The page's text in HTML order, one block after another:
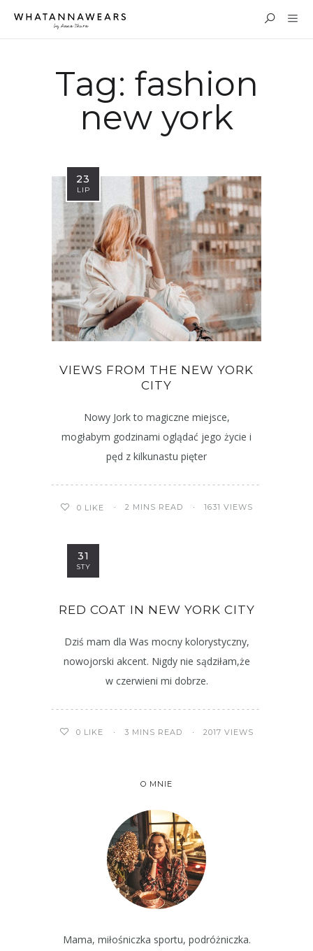
Tag: fashion
new york
23
LIP
VIEWS FROM THE NEW YORK
CITY
Nowy Jork to magiczne miejsce,
mogłabym godzinami oglądać jego życie i
pęd z kilkunastu pięter
0 LIKE 2 MINS READ 1631 VIEWS
31
STY
RED COAT IN NEW YORK CITY
Dziś mam dla Was mocny kolorystyczny,
nowojorski akcent. Nigdy nie sądziłam,że
w czerwieni mi dobrze.
0 LIKE 3 MINS READ 2017 VIEWS
O MNIE
Mama, miłośniczka sportu, podróżniczka.